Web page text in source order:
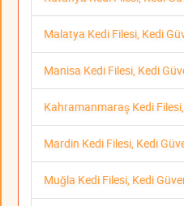
Malatya Kedi Filesi, Kedi
Manisa Kedi Filesi, Kedi
Kahramanmaraş Kedi
Mardin Kedi Filesi, Kedi
Muğla Kedi Filesi, Kedi